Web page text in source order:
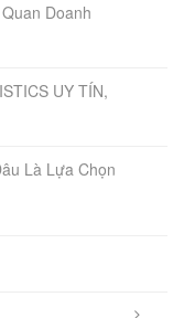
Doanh
UY TÍN,
Là Lựa Chọn